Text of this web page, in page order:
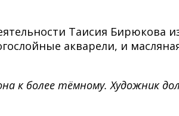
Таисия Бирюкова
акварели, и
к более тёмному. Художник